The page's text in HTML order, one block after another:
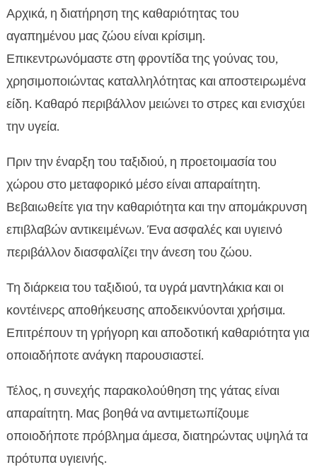
Αρχικά, η διατήρηση της καθαριότητας του
αγαπημένου μας ζώου είναι κρίσιμη.
Επικεντρωνόμαστε στη φροντίδα της γούνας του,
χρησιμοποιώντας καταλληλότητας και αποστειρωμένα
είδη. Καθαρό περιβάλλον μειώνει το στρες και ενισχύει
την υγεία.
Πριν την έναρξη του ταξιδιού, η προετοιμασία του
χώρου στο μεταφορικό μέσο είναι απαραίτητη.
Βεβαιωθείτε για την καθαριότητα και την απομάκρυνση
επιβλαβών αντικειμένων. Ένα ασφαλές και υγιεινό
περιβάλλον διασφαλίζει την άνεση του ζώου.
Τη διάρκεια του ταξιδιού, τα υγρά μαντηλάκια και οι
κοντέινερς αποθήκευσης αποδεικνύονται χρήσιμα.
Επιτρέπουν τη γρήγορη και αποδοτική καθαριότητα για
οποιαδήποτε ανάγκη παρουσιαστεί.
Τέλος, η συνεχής παρακολούθηση της γάτας είναι
απαραίτητη. Μας βοηθά να αντιμετωπίζουμε
οποιοδήποτε πρόβλημα άμεσα, διατηρώντας υψηλά τα
πρότυπα υγιεινής.